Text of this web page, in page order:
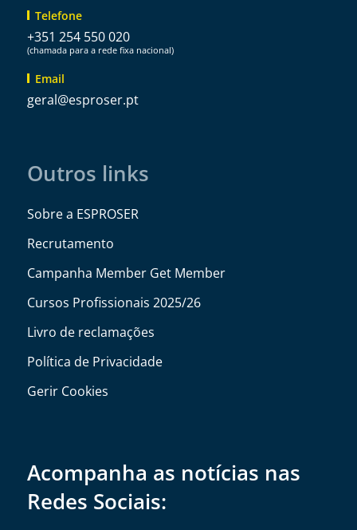
Telefone
+351 254 550 020
(chamada para a rede fixa nacional)
Email
tp.resorpse
@lareg
Outros links
Sobre a ESPROSER
Recrutamento
Campanha Member Get Member
Cursos Profissionais 2025/26
Livro de reclamações
Política de Privacidade
Gerir Cookies
Acompanha as notícias nas
Redes Sociais: